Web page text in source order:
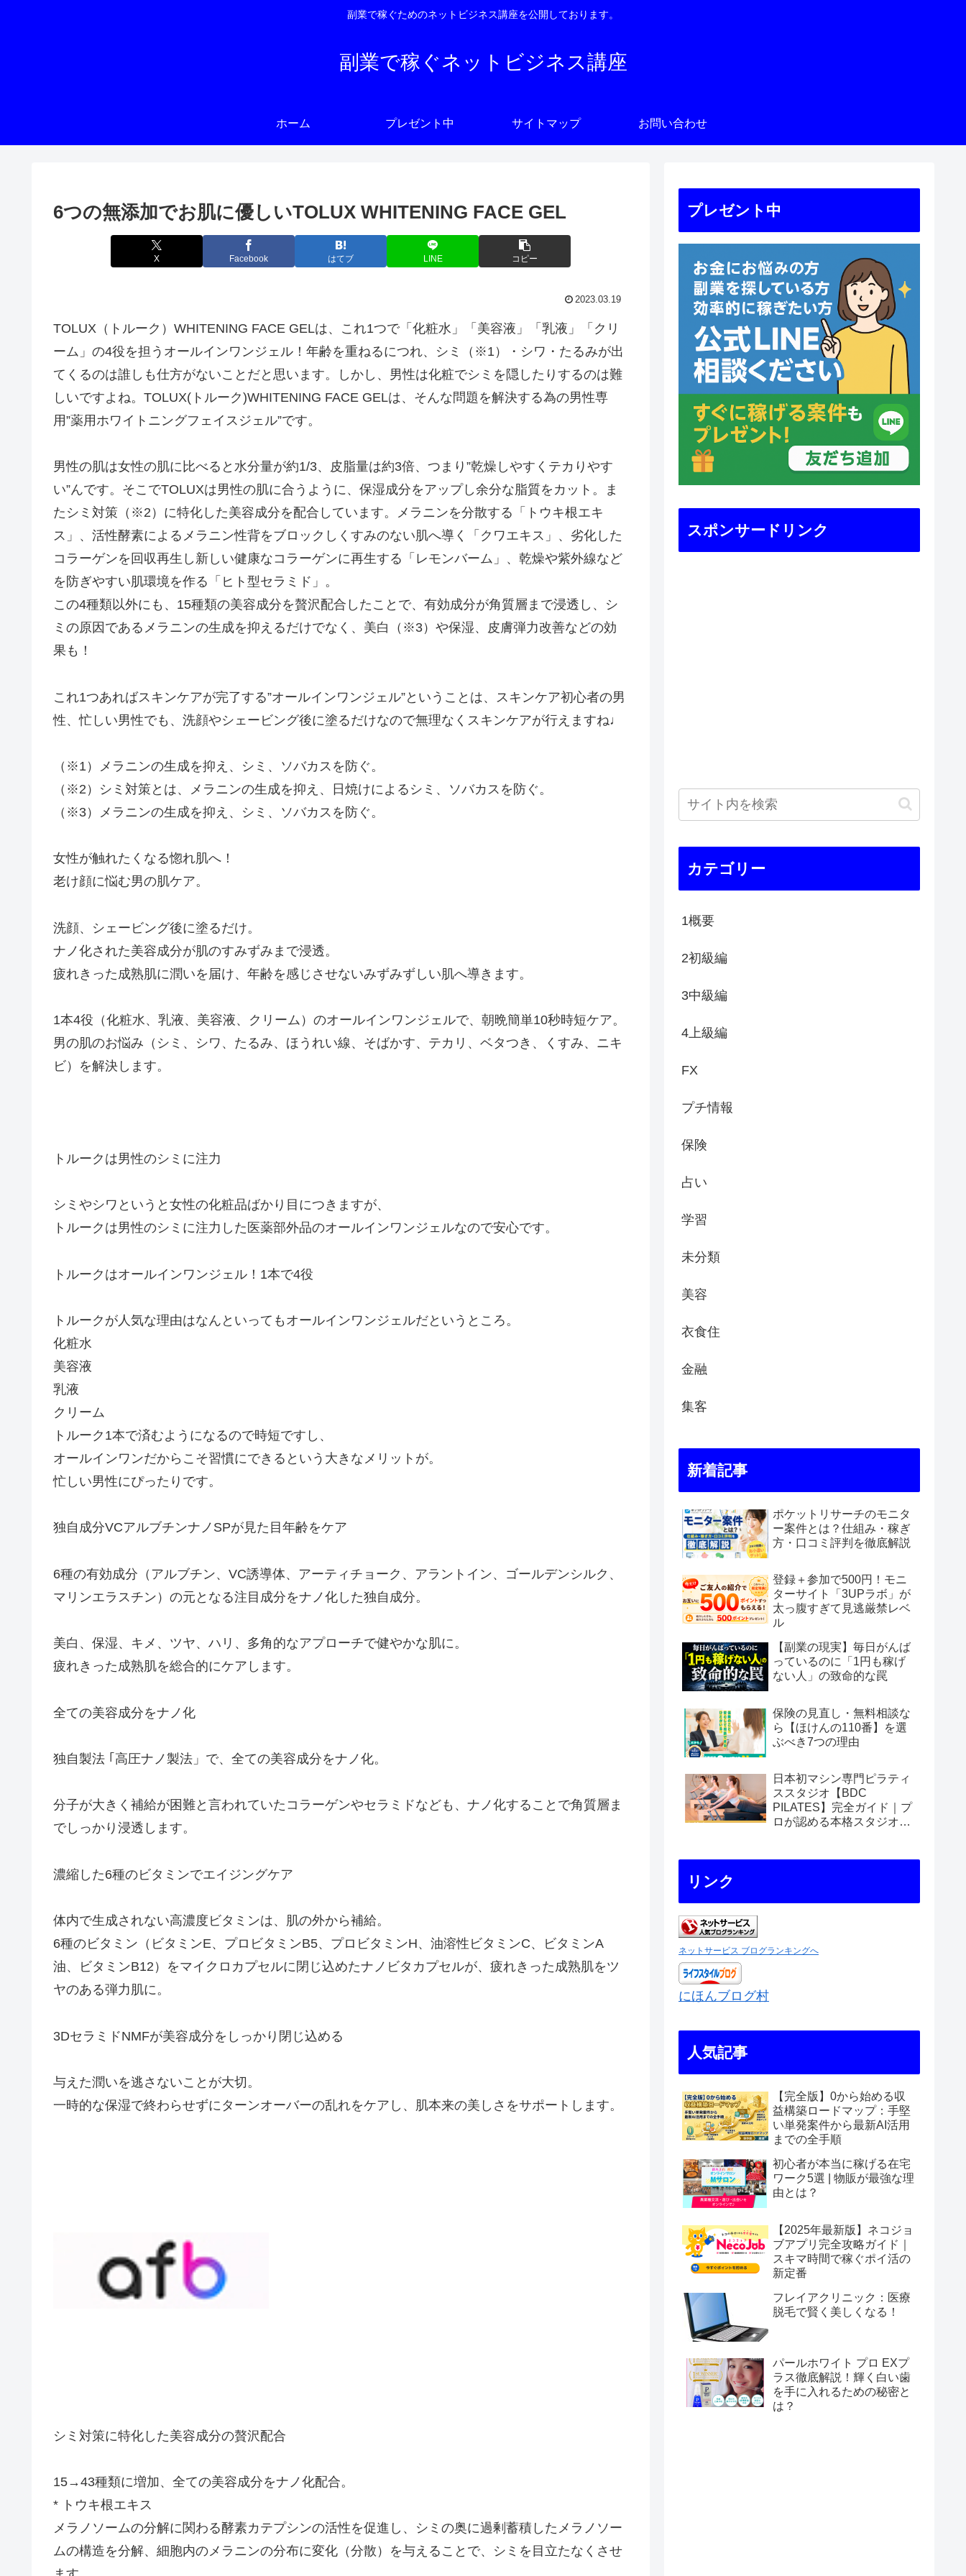
副業で稼ぐためのネットビジネス講座を公開しております。
副業で稼ぐネットビジネス講座
ホーム プレゼント中 サイトマップ お問い合わせ
6つの無添加でお肌に優しいTOLUX WHITENING FACE GEL
X Facebook はてブ LINE コピー
2023.03.19
TOLUX（トルーク）WHITENING FACE GELは、これ1つで「化粧水」「美容液」「乳液」「クリ
ーム」の4役を担うオールインワンジェル！年齢を重ねるにつれ、シミ（※1）・シワ・たるみが出
てくるのは誰しも仕方がないことだと思います。しかし、男性は化粧でシミを隠したりするのは難
しいですよね。TOLUX(トルーク)WHITENING FACE GELは、そんな問題を解決する為の男性専
用”薬用ホワイトニングフェイスジェル”です。
男性の肌は女性の肌に比べると水分量が約1/3、皮脂量は約3倍、つまり”乾燥しやすくテカりやす
い”んです。そこでTOLUXは男性の肌に合うように、保湿成分をアップし余分な脂質をカット。ま
たシミ対策（※2）に特化した美容成分を配合しています。メラニンを分散する「トウキ根エキ
ス」、活性酵素によるメラニン性背をブロックしくすみのない肌へ導く「クワエキス」、劣化した
コラーゲンを回収再生し新しい健康なコラーゲンに再生する「レモンバーム」、乾燥や紫外線など
を防ぎやすい肌環境を作る「ヒト型セラミド」。
この4種類以外にも、15種類の美容成分を贅沢配合したことで、有効成分が角質層まで浸透し、シ
ミの原因であるメラニンの生成を抑えるだけでなく、美白（※3）や保湿、皮膚弾力改善などの効
果も！
これ1つあればスキンケアが完了する”オールインワンジェル”ということは、スキンケア初心者の男
性、忙しい男性でも、洗顔やシェービング後に塗るだけなので無理なくスキンケアが行えますね♩
（※1）メラニンの生成を抑え、シミ、ソバカスを防ぐ。
（※2）シミ対策とは、メラニンの生成を抑え、日焼けによるシミ、ソバカスを防ぐ。
（※3）メラニンの生成を抑え、シミ、ソバカスを防ぐ。
女性が触れたくなる惚れ肌へ！
老け顔に悩む男の肌ケア。
洗顔、シェービング後に塗るだけ。
ナノ化された美容成分が肌のすみずみまで浸透。
疲れきった成熟肌に潤いを届け、年齢を感じさせないみずみずしい肌へ導きます。
1本4役（化粧水、乳液、美容液、クリーム）のオールインワンジェルで、朝晩簡単10秒時短ケア。
男の肌のお悩み（シミ、シワ、たるみ、ほうれい線、そばかす、テカリ、ベタつき、くすみ、ニキ
ビ）を解決します。
トルークは男性のシミに注力
シミやシワというと女性の化粧品ばかり目につきますが、
トルークは男性のシミに注力した医薬部外品のオールインワンジェルなので安心です。
トルークはオールインワンジェル！1本で4役
トルークが人気な理由はなんといってもオールインワンジェルだというところ。
化粧水
美容液
乳液
クリーム
トルーク1本で済むようになるので時短ですし、
オールインワンだからこそ習慣にできるという大きなメリットが。
忙しい男性にぴったりです。
独自成分VCアルブチンナノSPが見た目年齢をケア
6種の有効成分（アルブチン、VC誘導体、アーティチョーク、アラントイン、ゴールデンシルク、
マリンエラスチン）の元となる注目成分をナノ化した独自成分。
美白、保湿、キメ、ツヤ、ハリ、多角的なアプローチで健やかな肌に。
疲れきった成熟肌を総合的にケアします。
全ての美容成分をナノ化
独自製法 ｢高圧ナノ製法」で、全ての美容成分をナノ化。
分子が大きく補給が困難と言われていたコラーゲンやセラミドなども、ナノ化することで角質層ま
でしっかり浸透します。
濃縮した6種のビタミンでエイジングケア
体内で生成されない高濃度ビタミンは、肌の外から補給。
6種のビタミン（ビタミンE、プロビタミンB5、プロビタミンH、油溶性ビタミンC、ビタミンA
油、ビタミンB12）をマイクロカプセルに閉じ込めたナノビタカプセルが、疲れきった成熟肌をツ
ヤのある弾力肌に。
3DセラミドNMFが美容成分をしっかり閉じ込める
与えた潤いを逃さないことが大切。
一時的な保湿で終わらせずにターンオーバーの乱れをケアし、肌本来の美しさをサポートします。
シミ対策に特化した美容成分の贅沢配合
15→43種類に増加、全ての美容成分をナノ化配合。
* トウキ根エキス
メラノソームの分解に関わる酵素カテプシンの活性を促進し、シミの奥に過剰蓄積したメラノソー
ムの構造を分解、細胞内のメラニンの分布に変化（分散）を与えることで、シミを目立たなくさせ
プレゼント中
スポンサードリンク
カテゴリー
1概要
2初級編
3中級編
4上級編
FX
プチ情報
保険
占い
学習
未分類
美容
衣食住
金融
集客
新着記事
ポケットリサーチのモニタ
ー案件とは？仕組み・稼ぎ
方・口コミ評判を徹底解説
登録＋参加で500円！モニ
ターサイト「3UPラボ」が
太っ腹すぎて見逃厳禁レベ
ル
【副業の現実】毎日がんば
っているのに「1円も稼げ
ない人」の致命的な罠
保険の見直し・無料相談な
ら【ほけんの110番】を選
ぶべき7つの理由
日本初マシン専門ピラティ
ススタジオ【BDC
PILATES】完全ガイド｜プ
ロが認める本格スタジオの
リンク
ネットサービス ブログランキングへ
にほんブログ村
人気記事
【完全版】0から始める収
益構築ロードマップ：手堅
い単発案件から最新AI活用
までの全手順
初心者が本当に稼げる在宅
ワーク5選 | 物販が最強な理
由とは？
【2025年最新版】ネコジョ
ブアプリ完全攻略ガイド｜
スキマ時間で稼ぐポイ活の
新定番
フレイアクリニック：医療
脱毛で賢く美しくなる！
パールホワイト プロ EXプ
ラス徹底解説！輝く白い歯
を手に入れるための秘密と
は？